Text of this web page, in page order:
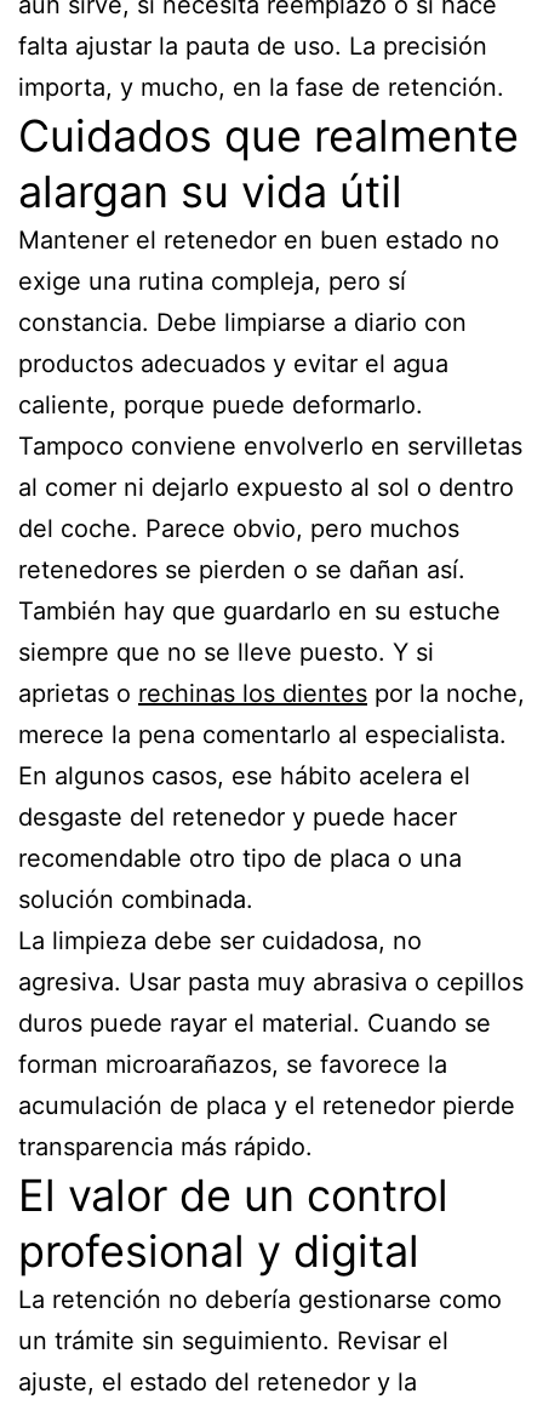
falta ajustar la pauta de uso. La precisión
importa, y mucho, en la fase de retención.
Cuidados que realmente
alargan su vida útil
Mantener el retenedor en buen estado no
exige una rutina compleja, pero sí
constancia. Debe limpiarse a diario con
productos adecuados y evitar el agua
caliente, porque puede deformarlo.
Tampoco conviene envolverlo en servilletas
al comer ni dejarlo expuesto al sol o dentro
del coche. Parece obvio, pero muchos
retenedores se pierden o se dañan así.
También hay que guardarlo en su estuche
siempre que no se lleve puesto. Y si
aprietas o rechinas los dientes por la noche,
merece la pena comentarlo al especialista.
En algunos casos, ese hábito acelera el
desgaste del retenedor y puede hacer
recomendable otro tipo de placa o una
solución combinada.
La limpieza debe ser cuidadosa, no
agresiva. Usar pasta muy abrasiva o cepillos
duros puede rayar el material. Cuando se
forman microarañazos, se favorece la
acumulación de placa y el retenedor pierde
transparencia más rápido.
El valor de un control
profesional y digital
La retención no debería gestionarse como
un trámite sin seguimiento. Revisar el
ajuste, el estado del retenedor y la